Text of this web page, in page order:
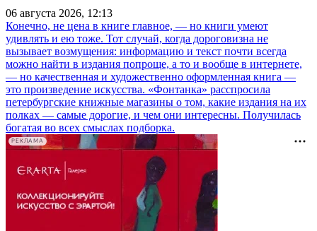
06 августа 2026, 12:13
Конечно, не цена в книге главное, — но книги умеют
удивлять и ею тоже. Тот случай, когда дороговизна не
вызывает возмущения: информацию и текст почти всегда
можно найти в издания попроще, а то и вообще в интернете,
— но качественная и художественно оформленная книга —
это произведение искусства. «Фонтанка» расспросила
петербургские книжные магазины о том, какие издания на их
полках — самые дорогие, и чем они интересны. Получилась
богатая во всех смыслах подборка.
РЕКЛАМА